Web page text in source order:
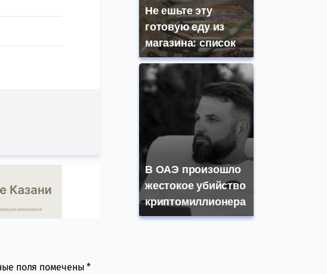
поля помечены*
Не ешьте эту
готовую еду из
магазина: список
В ОАЭ произошло
жестокое убийство
криптомиллионера